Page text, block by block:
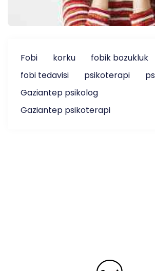
Fobi korku
fobik bozukluk
fobi tedavisi
psikoterapi
Gaziantep psikolog
Gaziantep psikoterapi